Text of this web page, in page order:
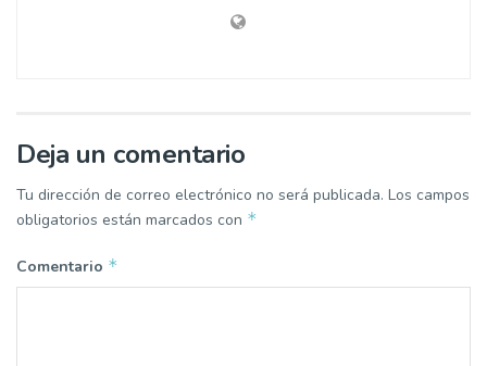
Deja un comentario
Tu dirección de correo electrónico no será publicada. Los campos
obligatorios están marcados con *
Comentario *